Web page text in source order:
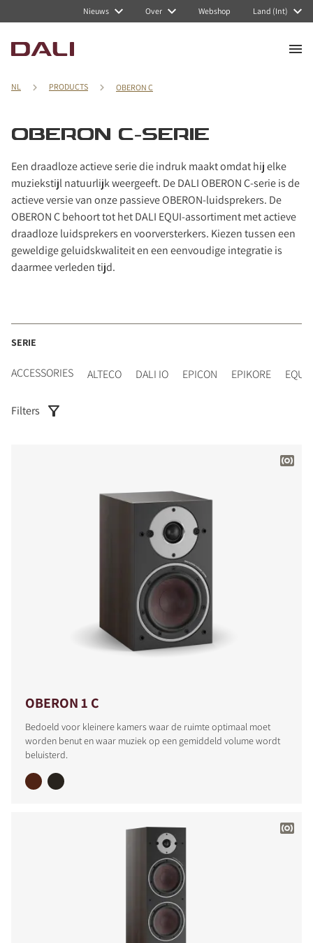
Nieuws Over Webshop Land (Int)
NL PRODUCTS OBERON C
OBERON C-SERIE
Een draadloze actieve serie die indruk maakt omdat hij elke
muziekstijl natuurlijk weergeeft. De DALI OBERON C-serie is de
actieve versie van onze passieve OBERON-luidsprekers. De
OBERON C behoort tot het DALI EQUI-assortiment met actieve
draadloze luidsprekers en voorversterkers. Kiezen tussen een
geweldige geluidskwaliteit en een eenvoudige integratie is
daarmee verleden tijd.
SERIE
ACCESSORIES ALTECO DALI IO EPICON EPIKORE EQUI
Filters
OBERON 1 C
Bedoeld voor kleinere kamers waar de ruimte optimaal moet
worden benut en waar muziek op een gemiddeld volume wordt
beluisterd.
Navigated to OBERON C-serie